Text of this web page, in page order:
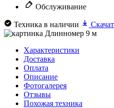
Обслуживание
Техника в наличии
Характеристики
Доставка
Оплата
Описание
Фотогалерея
Отзывы
Похожая техника